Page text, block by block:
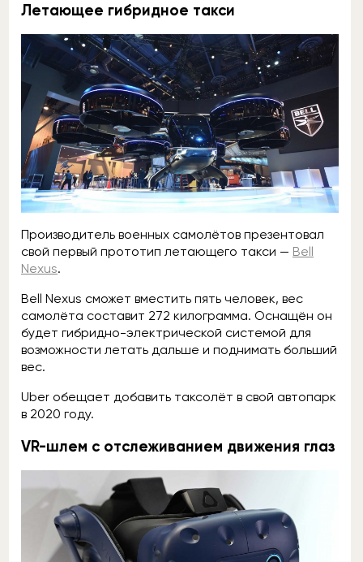
Летающее гибридное такси
Производитель военных самолётов презентовал
свой первый прототип летающего такси — Bell
Nexus.
Bell Nexus сможет вместить пять человек, вес
самолёта составит 272 килограмма. Оснащён он
будет гибридно-электрической системой для
возможности летать дальше и поднимать больший
вес.
Uber обещает добавить таксолёт в свой автопарк
в 2020 году.
VR-шлем с отслеживанием движения глаз